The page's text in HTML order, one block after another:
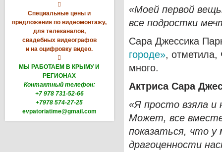

Специальные цены и
предложения по видеомонтажу,
для телеканалов,
свадебных видеографов
и на оцифровку видео.

МЫ РАБОТАЕМ В КРЫМУ И
РЕГИОНАХ
Контактный телефон:
+7 978 731-52-66
+7978 574-27-25
evpatoriatime@gmail.com
«Моей первой
все подростки
Сара Джессика
городе», отметила,
много.
Актриса Сара
«Я просто взяла и
Может, все
показаться, что у
драгоценности